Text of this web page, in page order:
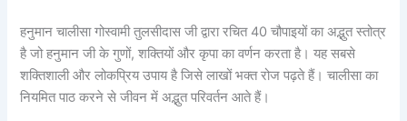
हनुमान चालीसा गोस्वामी तुलसीदास जी द्वारा रचित 40 चौपाइयों का अद्भुत स्तोत्र
है जो हनुमान जी के गुणों, शक्तियों और कृपा का वर्णन करता है। यह सबसे
शक्तिशाली और लोकप्रिय उपाय है जिसे लाखों भक्त रोज पढ़ते हैं। चालीसा का
नियमित पाठ करने से जीवन में अद्भुत परिवर्तन आते हैं।